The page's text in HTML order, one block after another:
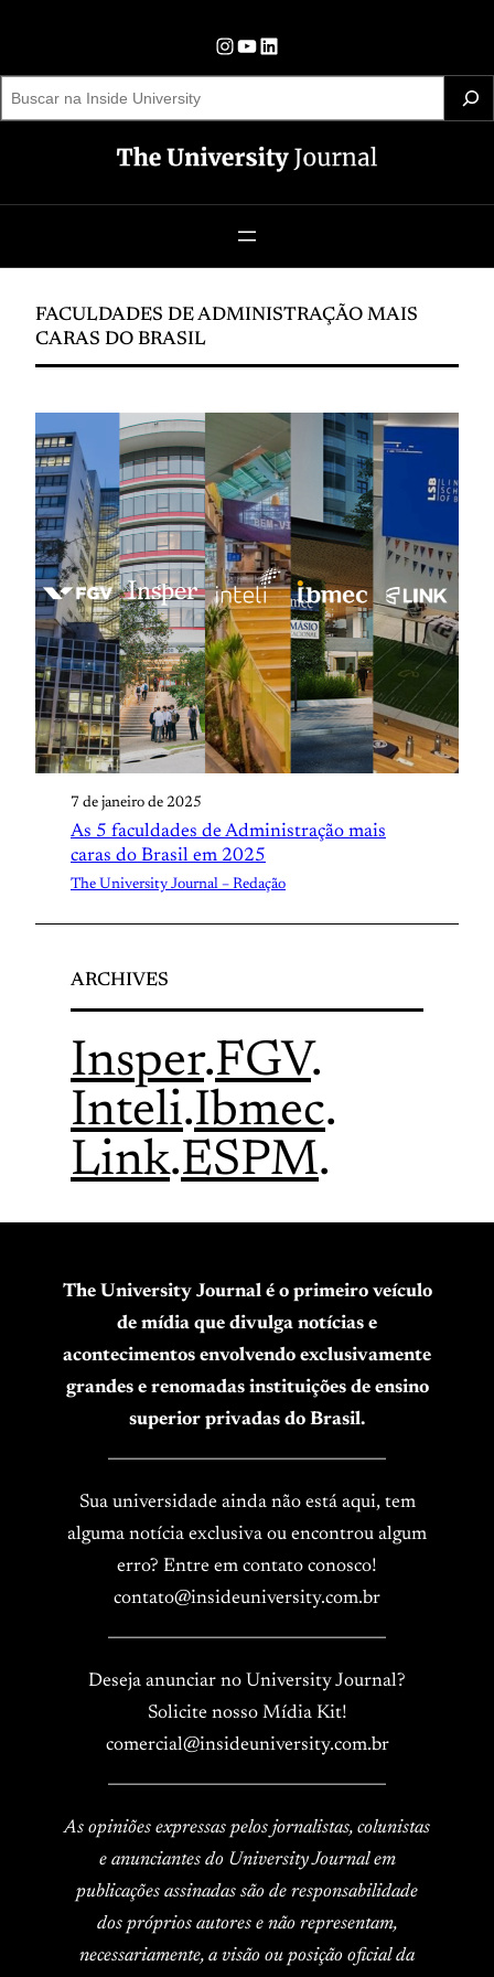
o
conteúdo
Instagram YouTube LinkedIn
S
r
FACULDADES DE ADMINISTRAÇÃO MAIS
CARAS DO BRASIL
7 de janeiro de 2025
As 5 faculdades de Administração mais
caras do Brasil em 2025
The University Journal – Redação
ARCHIVES
Insper.FGV.
Inteli.Ibmec.
Link.ESPM.
The University Journal é o primeiro veículo
de mídia que divulga notícias e
acontecimentos envolvendo exclusivamente
grandes e renomadas instituições de ensino
superior privadas do Brasil.
Sua universidade ainda não está aqui, tem
alguma notícia exclusiva ou encontrou algum
erro? Entre em contato conosco!
contato@insideuniversity.com.br
Deseja anunciar no University Journal?
Solicite nosso Mídia Kit!
comercial@insideuniversity.com.br
As opiniões expressas pelos jornalistas, colunistas
e anunciantes do University Journal em
publicações assinadas são de responsabilidade
dos próprios autores e não representam,
necessariamente, a visão ou posição oficial da